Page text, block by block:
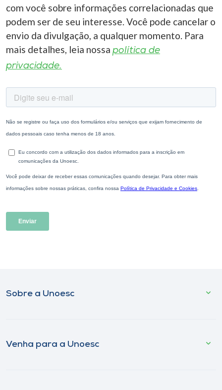
com você sobre informações correlacionadas que
podem ser de seu interesse. Você pode cancelar o
envio da divulgação, a qualquer momento. Para
mais detalhes, leia nossa política de
privacidade.
Sobre a Unoesc
Venha para a Unoesc